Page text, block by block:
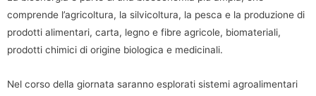
comprende l’agricoltura, la silvicoltura, la pesca e la produzione di
prodotti alimentari, carta, legno e fibre agricole, biomateriali,
prodotti chimici di origine biologica e medicinali.
Nel corso della giornata saranno esplorati sistemi agroalimentari